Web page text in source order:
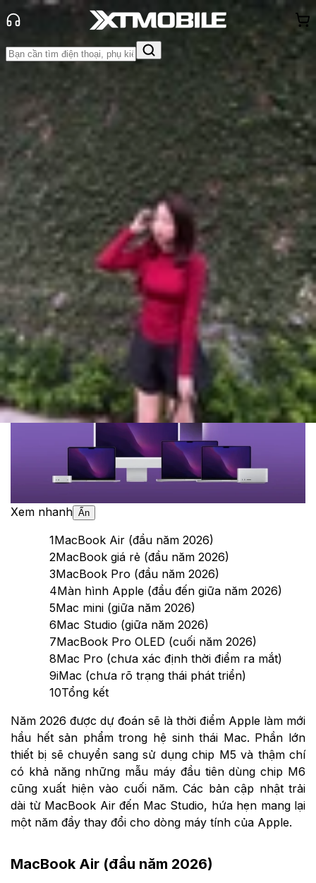
Tin tức
Tin Mới
Tin Mới
Đánh Giá - Trên Tay So Sánh Tư vấn
Khuyến
mãiThủ thuật Hỏi đáp App - Game Thông báo
Khách
hàng - Sự kiện
Kế hoạch phát triển dòng Mac của
Apple trong năm 2026
Anh Thư
Ngày đăng:
15/11/2025
Cập nhật: 15/11/2025
Theo dõi XTMobile trên
Xem nhanh Ẩn
1MacBook Air (đầu năm 2026)
2MacBook giá rẻ (đầu năm 2026)
3MacBook Pro (đầu năm 2026)
4Màn hình Apple (đầu đến giữa năm 2026)
5Mac mini (giữa năm 2026)
6Mac Studio (giữa năm 2026)
7MacBook Pro OLED (cuối năm 2026)
8Mac Pro (chưa xác định thời điểm ra mắt)
9iMac (chưa rõ trạng thái phát triển)
10Tổng kết
Năm 2026 được dự đoán sẽ là thời điểm Apple làm mới
hầu hết sản phẩm trong hệ sinh thái Mac. Phần lớn
thiết bị sẽ chuyển sang sử dụng chip M5 và thậm chí
có khả năng những mẫu máy đầu tiên dùng chip M6
cũng xuất hiện vào cuối năm. Các bản cập nhật trải
dài từ MacBook Air đến Mac Studio, hứa hẹn mang lại
một năm đầy thay đổi cho dòng máy tính của Apple.
MacBook Air (đầu năm 2026)